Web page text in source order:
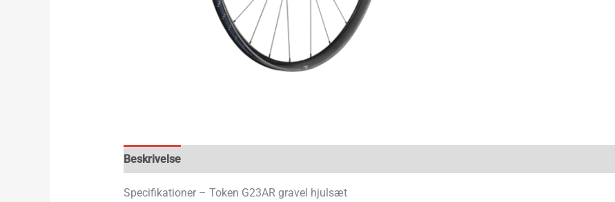
Beskrivelse
Specifikationer – Token G23AR gravel hjulsæt